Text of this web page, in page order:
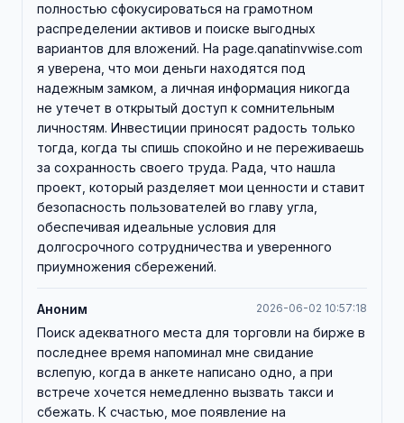
полностью сфокусироваться на грамотном
распределении активов и поиске выгодных
вариантов для вложений. На page.qanatinvwise.com
я уверена, что мои деньги находятся под
надежным замком, а личная информация никогда
не утечет в открытый доступ к сомнительным
личностям. Инвестиции приносят радость только
тогда, когда ты спишь спокойно и не переживаешь
за сохранность своего труда. Рада, что нашла
проект, который разделяет мои ценности и ставит
безопасность пользователей во главу угла,
обеспечивая идеальные условия для
долгосрочного сотрудничества и уверенного
приумножения сбережений.
Аноним 2026-06-02 10:57:18
Поиск адекватного места для торговли на бирже в
последнее время напоминал мне свидание
вслепую, когда в анкете написано одно, а при
встрече хочется немедленно вызвать такси и
сбежать. К счастью, мое появление на